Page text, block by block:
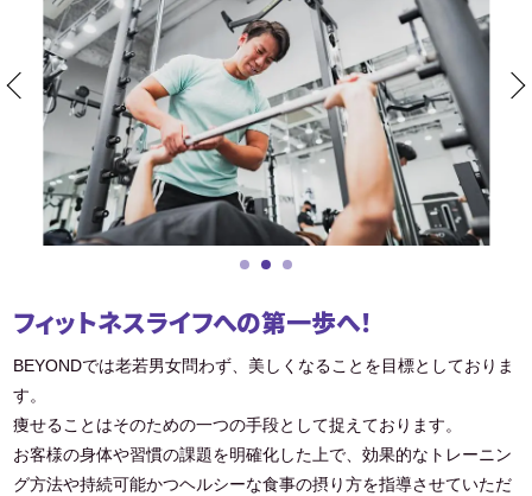
フィットネスライフへの第一歩へ！
BEYONDでは老若男女問わず、美しくなることを目標としておりま
す。
痩せることはそのための一つの手段として捉えております。
お客様の身体や習慣の課題を明確化した上で、効果的なトレーニン
グ方法や持続可能かつヘルシーな食事の摂り方を指導させていただ